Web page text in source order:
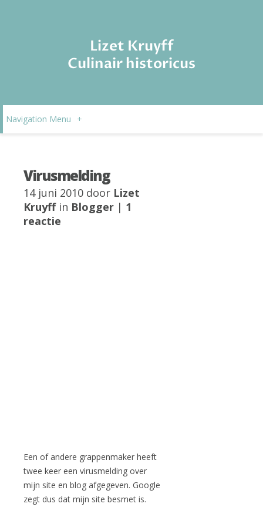
Lizet Kruyff
Culinair historicus
Navigation Menu +
Virusmelding
14 juni 2010 door Lizet
Kruyffin Blogger | 1
reactie
Een of andere grappenmaker heeft
twee keer een virusmelding over
mijn site en blog afgegeven. Google
zegt dus dat mijn site besmet is.